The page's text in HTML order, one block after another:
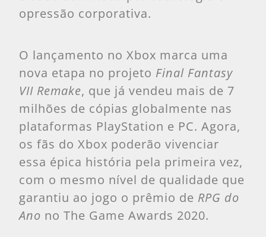
opressão corporativa.
O lançamento no Xbox marca uma
nova etapa no projeto Final Fantasy
VII Remake, que já vendeu mais de 7
milhões de cópias globalmente nas
plataformas PlayStation e PC. Agora,
os fãs do Xbox poderão vivenciar
essa épica história pela primeira vez,
com o mesmo nível de qualidade que
garantiu ao jogo o prêmio de RPG do
Ano no The Game Awards 2020.